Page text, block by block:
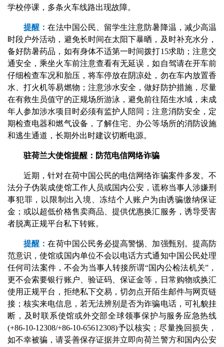
学校停课，多条火车线路出现故障。
提醒：在法中国公民、留学生注意防暑降温，减少高温
时段户外活动，避免长时间在太阳下暴晒，及时补充水分，
备好防暑药品，如有身体不适第一时间拨打15求助；注意交
通安全，乘坐火车前注意查看有无延误，如自驾请在开车前
仔细检查车况和胎压，将车停放在阴凉处，勿在车内放置香
水、打火机等易燃物；注意涉水安全，做好防护措施，尽量
在有救生员值守的正规场所游泳，避免前往陌生水域，未成
年人参加涉水项目时必须有监护人陪同；注意消防安全，定
期检查电器和燃气设备，了解住宅、办公等场所的消防设施
和逃生通道，长期外出时建议切断电源。
驻荷兰大使馆提醒：防范电信网络诈骗
近期，针对在荷中国公民的电信网络诈骗案件多发。不
法分子伪装成使馆工作人员或国内公安，谎称当事人涉嫌刑
事犯罪，以限制出入境、冻结个人账户为由诱骗缴纳保证
金；或以超低价格售卖商品、提供优惠换汇服务，诱导受害
者脱离正规平台私下转账。
提醒：在荷中国公民务必提高警惕、加强甄别。提高防
范意识，使馆或国内单位不会以电话方式通知中国公民处理
任何司法案件，不会为当事人转接所谓“国内公检法机关”，
更不会索要银行账户、验证码、保证金等，日常购物或换汇
使用正规平台，拒绝私下交易，切勿点开陌生邮件与网页链
接；核实来电信息，若无法辨别是否为诈骗电话，可礼貌挂
断，及时联系使馆或外交部全球领事保护与服务应急热线
(+86-10-12308/+86-10-65612308)予以核实；尽量挽回损失，
如不幸被骗，请妥善保存证据并立即向荷兰警方和国内公安